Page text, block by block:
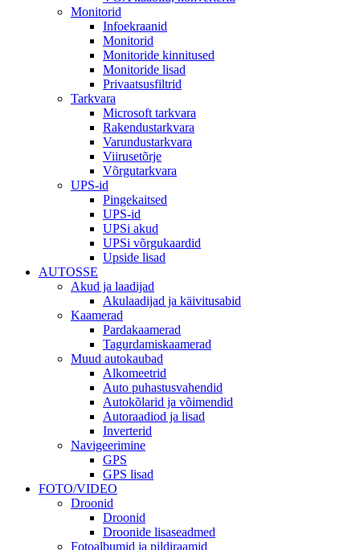
Monitorid
Infoekraanid
Monitorid
Monitoride kinnitused
Monitoride lisad
Privaatsusfiltrid
Tarkvara
Microsoft tarkvara
Rakendustarkvara
Varundustarkvara
Viirusetõrje
Võrgutarkvara
UPS-id
Pingekaitsed
UPS-id
UPSi akud
UPSi võrgukaardid
Upside lisad
AUTOSSE
Akud ja laadijad
Akulaadijad ja käivitusabid
Kaamerad
Pardakaamerad
Tagurdamiskaamerad
Muud autokaubad
Alkomeetrid
Auto puhastusvahendid
Autokõlarid ja võimendid
Autoraadiod ja lisad
Inverterid
Navigeerimine
GPS
GPS lisad
FOTO/VIDEO
Droonid
Droonid
Droonide lisaseadmed
Fotoalbumid ja pildiraamid